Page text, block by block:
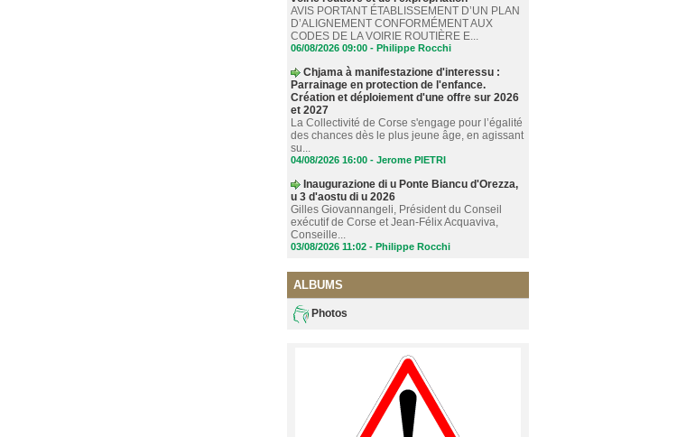
AVIS PORTANT ÉTABLISSEMENT D’UN PLAN
D’ALIGNEMENT CONFORMÉMENT AUX
CODES DE LA VOIRIE ROUTIÈRE E...
06/08/2026 09:00 - Philippe Rocchi
Chjama à manifestazione d'interessu :
Parrainage en protection de l'enfance.
Création et déploiement d'une offre sur 2026
et 2027
La Collectivité de Corse s'engage pour l’égalité
des chances dès le plus jeune âge, en agissant
su...
04/08/2026 16:00 - Jerome PIETRI
Inaugurazione di u Ponte Biancu d'Orezza,
u 3 d'aostu di u 2026
Gilles Giovannangeli, Président du Conseil
exécutif de Corse et Jean-Félix Acquaviva,
Conseille...
03/08/2026 11:02 - Philippe Rocchi
ALBUMS
Photos